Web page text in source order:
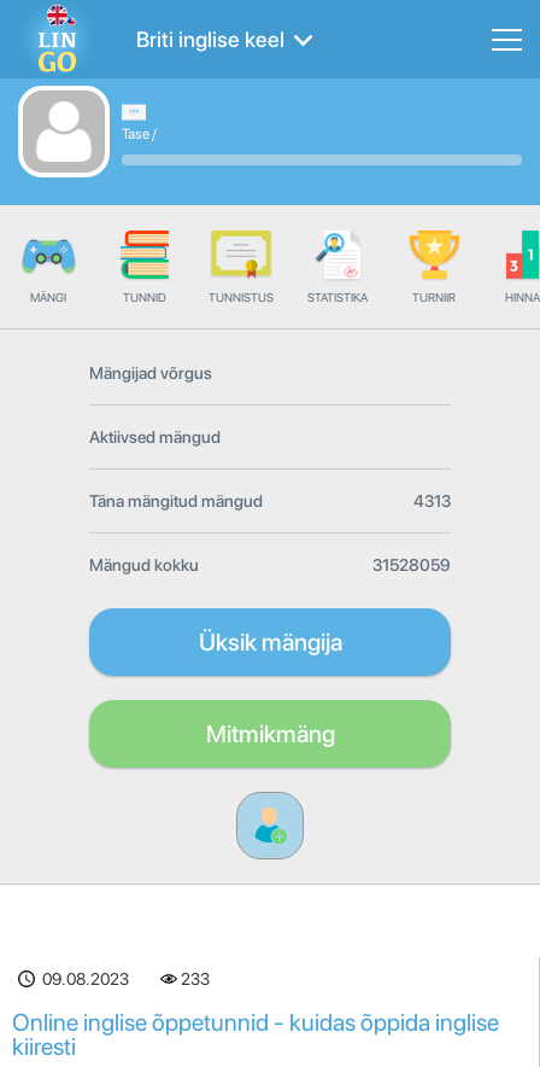
Briti inglise keel
Tase/
MÄNGI TUNNID TUNNISTUS STATISTIKA TURNIIR
Mängijad võrgus
Aktiivsed mängud
Täna mängitud mängud 4313
Mängud kokku 31528059
Üksik mängija
Mitmikmäng
09.08.2023 233
Online inglise õppetunnid - kuidas õppida inglise
kiiresti